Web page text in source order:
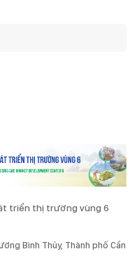
triển thị trường vùng 6
Bình Thủy, Thành phố Cần